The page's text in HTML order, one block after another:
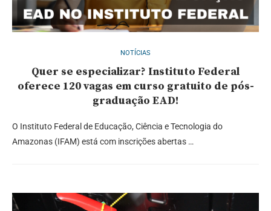
NOTÍCIAS
Quer se especializar? Instituto Federal
oferece 120 vagas em curso gratuito de pós-
graduação EAD!
O Instituto Federal de Educação, Ciência e Tecnologia do
Amazonas (IFAM) está com inscrições abertas …